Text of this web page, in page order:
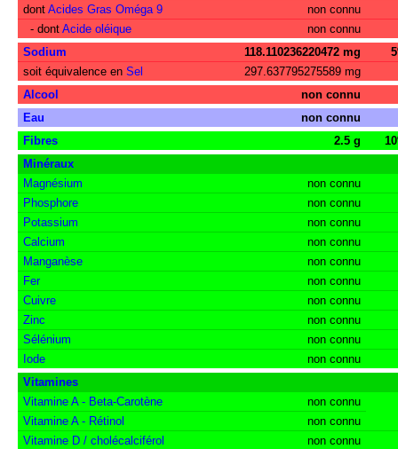
dont Acides Gras Oméga 9
non connu
- dont Acide oléique
non connu
Sodium
118.110236220472 mg
soit équivalence en Sel
297.637795275589 mg
Alcool
non connu
Eau
non connu
Fibres
2.5 g
Minéraux
Magnésium
non connu
Phosphore
non connu
Potassium
non connu
Calcium
non connu
Manganèse
non connu
Fer
non connu
Cuivre
non connu
Zinc
non connu
Sélénium
non connu
Iode
non connu
Vitamines
Vitamine A - Beta-Carotène
non connu
Vitamine A - Rétinol
non connu
Vitamine D / cholécalciférol
non connu